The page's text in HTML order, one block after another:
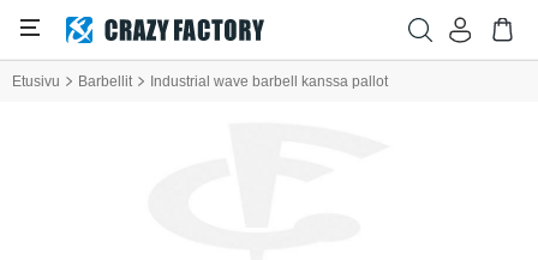
Etusivu Barbellit Industrial wave barbell kanssa pallot